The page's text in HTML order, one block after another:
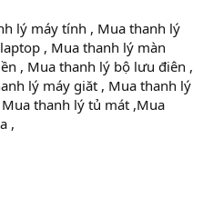
lý máy tính , Mua thanh lý
, Mua thanh lý màn
, Mua thanh lý bộ lưu điên ,
lý máy giăt , Mua thanh lý
thanh lý tủ mát ,Mua
,